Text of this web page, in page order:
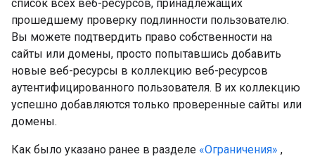
список всех веб-ресурсов, принадлежащих
прошедшему проверку подлинности пользователю.
Вы можете подтвердить право собственности на
сайты или домены, просто попытавшись добавить
новые веб-ресурсы в коллекцию веб-ресурсов
аутентифицированного пользователя. В их коллекцию
успешно добавляются только проверенные сайты или
домены.
Как было указано ранее в разделе «Ограничения» ,